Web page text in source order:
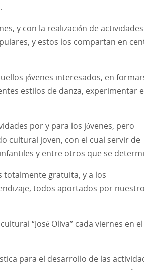
y con la realización de actividades
y estos los compartan en
jóvenes interesados, en
estilos de danza, experimentar
por y para los jóvenes, pero
cultural joven, con el cual servir de
y entre otros que se
totalmente gratuita, y a los
todos aportados por nuestro
“José Oliva” cada viernes en el
para el desarrollo de las